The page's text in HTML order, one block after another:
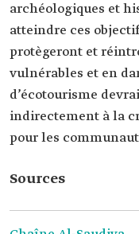
archéologiques et
atteindre ces
protègeront et
vulnérables et en
d’écotourisme
indirectement à la
pour les
Sources